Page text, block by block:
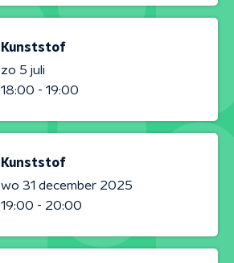
Kunststof
zo 5 juli
18:00 - 19:00
Kunststof
wo 31 december 2025
19:00 - 20:00